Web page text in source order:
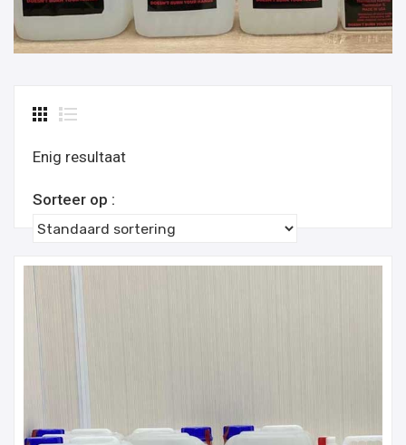
Enig resultaat
Sorteer op :